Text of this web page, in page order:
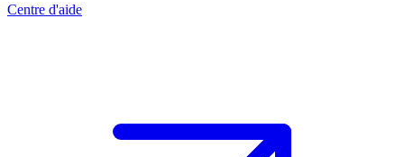
Centre d'aide